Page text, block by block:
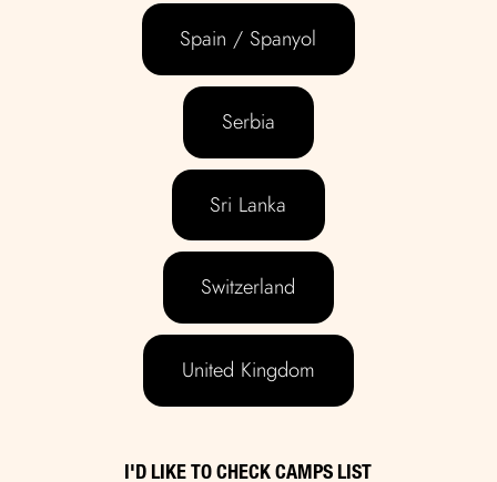
Spain / Spanyol
Serbia
Sri Lanka
Switzerland
United Kingdom
I'D LIKE TO CHECK CAMPS LIST